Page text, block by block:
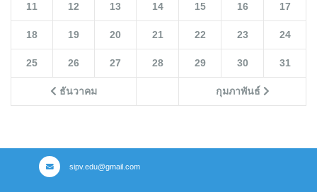
ธันวาคม กุมภาพันธ์
11 12 13 14 15 16 17
18 19 20 21 22 23 24
25 26 27 28 29 30 31
sipv.edu@gmail.com